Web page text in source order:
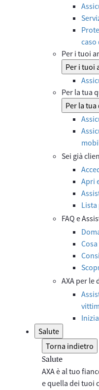
caso
Per i tuoi
Per i tuoi
Per la tua
Per la
Sei già
Apri
FAQ e
AXA per le
Salute
Torna indietro
Salute
AXA è al tuo
e quella dei tuoi